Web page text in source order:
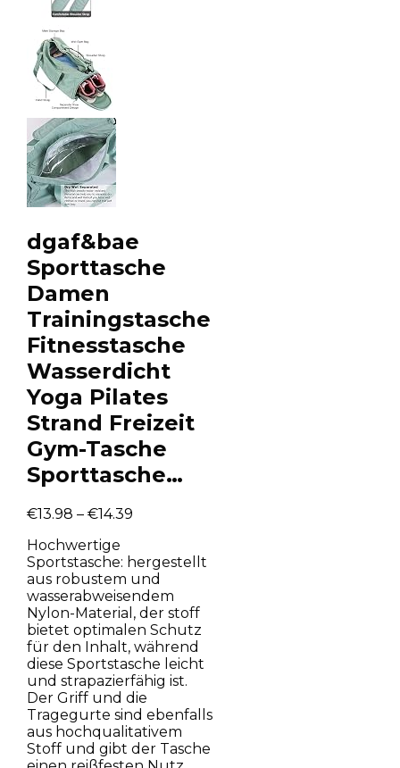
dgaf&bae
Sporttasche
Damen
Trainingstasche
Fitnesstasche
Wasserdicht
Yoga Pilates
Strand Freizeit
Gym-Tasche
Sporttasche…
€13.98 – €14.39
Hochwertige
Sportstasche: hergestellt
aus robustem und
wasserabweisendem
Nylon-Material, der stoff
bietet optimalen Schutz
für den Inhalt, während
diese Sportstasche leicht
und strapazierfähig ist.
Der Griff und die
Tragegurte sind ebenfalls
aus hochqualitativem
Stoff und gibt der Tasche